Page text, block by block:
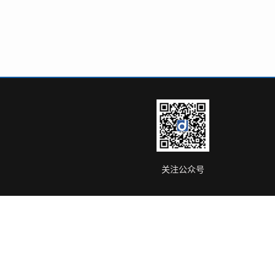
关注公众号